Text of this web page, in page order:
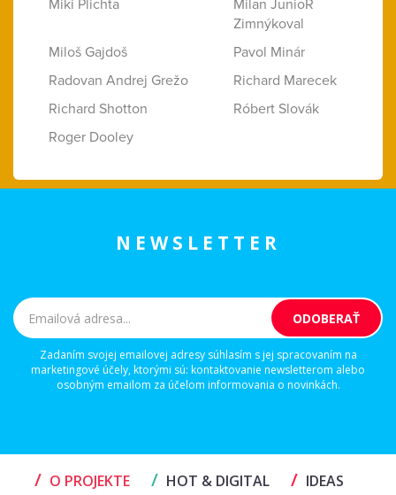
Miki Plichta
Milan JunioR
Zimnýkoval
Miloš Gajdoš
Pavol Minár
Radovan Andrej Grežo
Richard Marecek
Richard Shotton
Róbert Slovák
Roger Dooley
NEWSLETTER
Zadaním svojej emailovej adresy súhlasím s jej spracovaním na
marketingové účely, ktorými sú: kontaktovanie newsletterom alebo
osobným emailom za účelom informovania o novinkách.
/ O PROJEKTE / HOT & DIGITAL / IDEAS